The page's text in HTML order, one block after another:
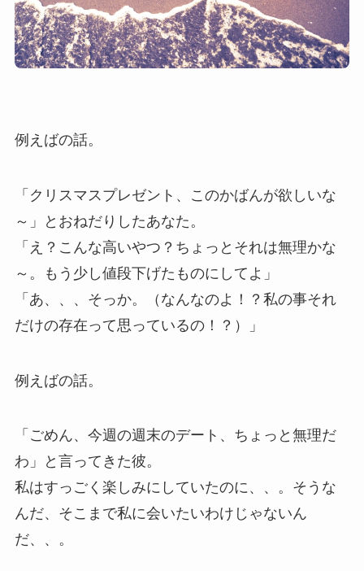
例えばの話。
「クリスマスプレゼント、このかばんが欲しいな
～」とおねだりしたあなた。
「え？こんな高いやつ？ちょっとそれは無理かな
～。もう少し値段下げたものにしてよ」
「あ、、、そっか。（なんなのよ！？私の事それ
だけの存在って思っているの！？）」
例えばの話。
「ごめん、今週の週末のデート、ちょっと無理だ
わ」と言ってきた彼。
私はすっごく楽しみにしていたのに、、。そうな
んだ、そこまで私に会いたいわけじゃないん
だ、、。